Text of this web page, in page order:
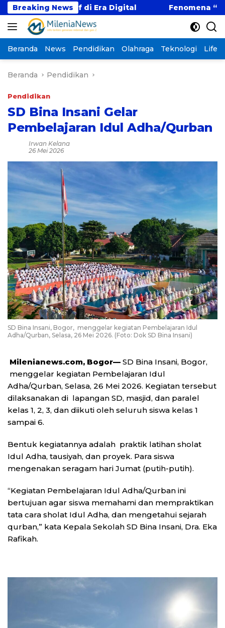
Langsung
ke
konten
Breaking News
di Era Digital Fenomena “Kabur Aja
Beranda News Pendidikan Olahraga Teknologi
Beranda Pendidikan
Pendidikan
SD Bina Insani Gelar
Pembelajaran Idul Adha/Qurban
Irwan Kelana
26 Mei 2026
SD Bina Insani, Bogor, menggelar kegiatan Pembelajaran Idul
Adha/Qurban, Selasa, 26 Mei 2026. (Foto: Dok SD Bina Insani)
Milenianews.com, Bogor— SD Bina Insani, Bogor,
menggelar kegiatan Pembelajaran Idul
Adha/Qurban, Selasa, 26 Mei 2026. Kegiatan tersebut
dilaksanakan di lapangan SD, masjid, dan paralel
kelas 1, 2, 3, dan diikuti oleh seluruh siswa kelas 1
sampai 6.
Bentuk kegiatannya adalah praktik latihan sholat
Idul Adha, tausiyah, dan proyek. Para siswa
mengenakan seragam hari Jumat (putih-putih).
“Kegiatan Pembelajaran Idul Adha/Qurban ini
bertujuan agar siswa memahami dan mempraktikan
tata cara sholat Idul Adha, dan mengetahui sejarah
qurban,” kata Kepala Sekolah SD Bina Insani, Dra. Eka
Rafikah.